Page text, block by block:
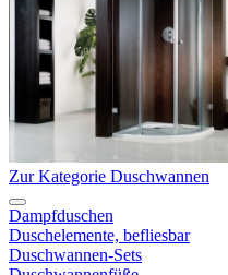
Zur Kategorie Duschwannen
Dampfduschen
Duschelemente, befliesbar
Duschwannen-Sets